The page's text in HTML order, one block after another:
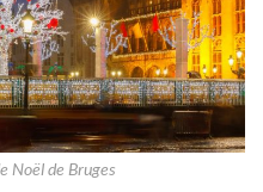
Noël de Bruges